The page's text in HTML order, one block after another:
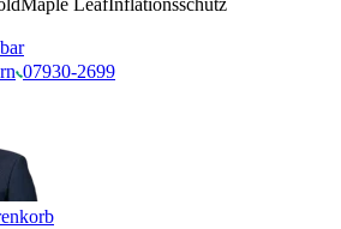
Maple LeafInflationsschutz
07930-2699